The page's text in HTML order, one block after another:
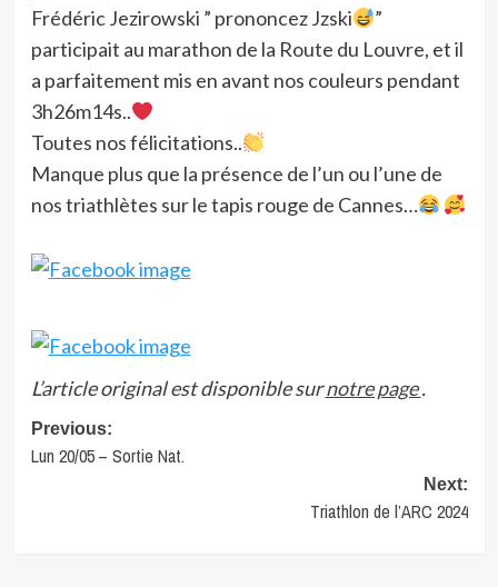
Frédéric Jezirowski ” prononcez Jzski
”
participait au marathon de la Route du Louvre, et il
a parfaitement mis en avant nos couleurs pendant
3h26m14s..
Toutes nos félicitations..
Manque plus que la présence de l’un ou l’une de
nos triathlètes sur le tapis rouge de Cannes…
L’article original est disponible surnotre page.
Post
navigation
Previous:
Lun 20/05 – Sortie Nat.
Next:
Triathlon de l’ARC 2024